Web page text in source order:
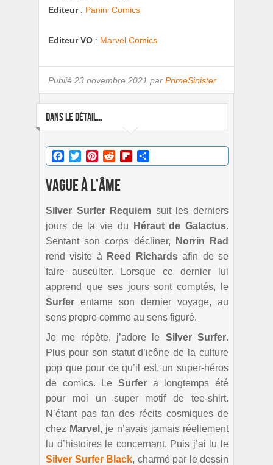
Editeur: Panini Comics
Editeur VO : Marvel Comics
Publié 23 novembre 2021 par PrimeSinister
DANS LE DÉTAIL...
Facebook
TwitterPinterestRedditFlipboard
Vague à l’âme
Silver Surfer Requiem suit les derniers
jours de la vie du
Héraut de Galactus.
Sentant son corps décliner,
Norrin Rad
rend visite à
Reed Richardsafin de se
faire ausculter. Lorsque ce dernier lui
apprend que ses jours sont comptés, le
Surfer entame son dernier voyage, au
sens propre comme au sens figuré.
Je me répète, j’adore le Silver Surfer.
Plus pour son statut d’icône de la culture
pop que pour ce qu’il est, un super-héros
de comics. Le Surfer a longtemps été
pour moi un super motif de tee-shirt.
N’étant pas fan des récits cosmiques de
chez Marvel , je n’avais jamais réellement
lu d’histoires le concernant. Puis j’ai lu le
Silver Surfer Black, charmé par le dessin